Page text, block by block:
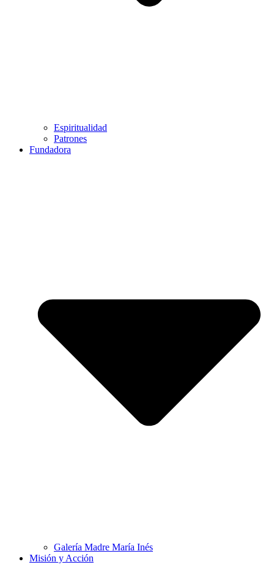
Espiritualidad
Patrones
Fundadora
Galería Madre María Inés
Misión y Acción